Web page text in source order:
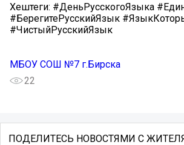
Хештеги: #ДеньРусскогоЯзыка
#БерегитеРусскийЯзык
#ЧистыйРусскийЯзык
МБОУ СОШ №7 г.Бирска
22
ПОДЕЛИТЕСЬ НОВОСТЯМИ С